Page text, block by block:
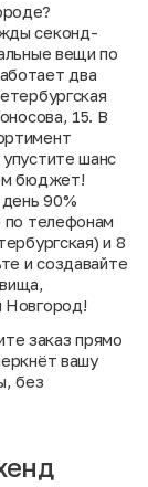
секонд-
вещи по
два
15. В
шанс
бюджет!
90%
по телефонам
и 8
и создавайте
Новгород!
заказ прямо
вашу
без